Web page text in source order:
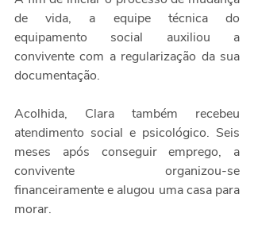
de vida, a equipe técnica do
equipamento social auxiliou a
convivente com a regularização da sua
documentação.
Acolhida, Clara também recebeu
atendimento social e psicológico. Seis
meses após conseguir emprego, a
convivente organizou-se
financeiramente e alugou uma casa para
morar.